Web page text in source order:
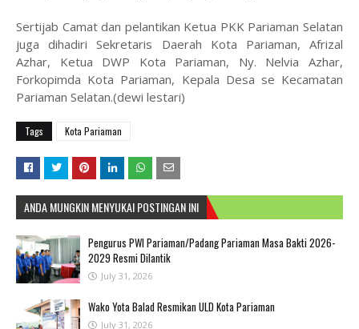
Sertijab Camat dan pelantikan Ketua PKK Pariaman Selatan
juga dihadiri Sekretaris Daerah Kota Pariaman, Afrizal
Azhar, Ketua DWP Kota Pariaman, Ny. Nelvia Azhar,
Forkopimda Kota Pariaman, Kepala Desa se Kecamatan
Pariaman Selatan.(dewi lestari)
Tags Kota Pariaman
ANDA MUNGKIN MENYUKAI POSTINGAN INI
Pengurus PWI Pariaman/Padang Pariaman Masa Bakti 2026-
2029 Resmi Dilantik
July 31, 2026
Wako Yota Balad Resmikan ULD Kota Pariaman
July 31, 2026